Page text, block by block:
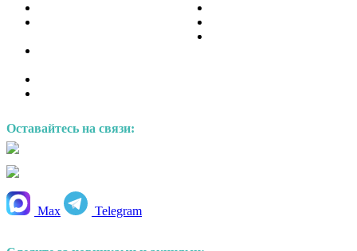
Оставайтесь на связи:
Max Telegram